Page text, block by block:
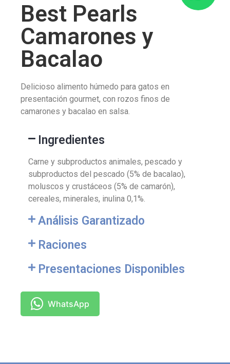
Best Pearls
Camarones y
Bacalao
Delicioso alimento húmedo para gatos en
presentación gourmet, con rozos finos de
camarones y bacalao en salsa.
Ingredientes
Carne y subproductos animales, pescado y
subproductos del pescado (5% de bacalao),
moluscos y crustáceos (5% de camarón),
cereales, minerales, inulina 0,1%.
Análisis Garantizado
Raciones
Presentaciones Disponibles
WhatsApp